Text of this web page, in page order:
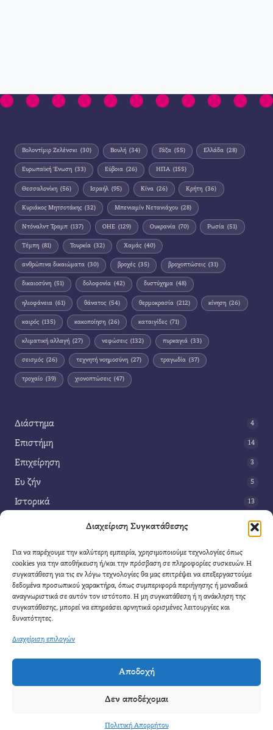
Διαχείριση Συγκατάθεσης
Για να παρέχουμε την καλύτερη εμπειρία, χρησιμοποιούμε τεχνολογίες όπως
cookies για την αποθήκευση ή/και την πρόσβαση σε πληροφορίες συσκευών. Η
συγκατάθεση για τις εν λόγω τεχνολογίες θα μας επιτρέψει να επεξεργαστούμε
δεδομένα προσωπικού χαρακτήρα, όπως συμπεριφορά περιήγησης ή μοναδικά
αναγνωριστικά σε αυτόν τον ιστότοπο. Η μη συγκατάθεση ή η ανάκληση της
συγκατάθεσης, μπορεί να επηρεάσει αρνητικά ορισμένες λειτουργίες και
δυνατότητες.
Διαχείριση επιλογών
Αποδοχή
Δεν αποδέχομαι
Πολιτική Απορρήτου
Βολοντίμιρ Ζελένσκι (30) Βουλή (34) Γάζα (55) Ελλάδα (28)
Ευρωπαϊκή Ένωση (33) Εύβοια (26) ΗΠΑ (155)
Θεσσαλονίκη (56) Ισραήλ (95) Κίνα (26) Κρήτη (36)
Κυριάκος Μητσοτάκης (32) Μπενιαμίν Νετανιάχου (28)
Ντόναλντ Τραμπ (137) ΟΗΕ (129) Ουκρανία (70) Ρωσία (51)
Τέμπη (81) Τουρκία (32) Χαμάς (40)
ανθρώπινα δικαιώματα (30) βροχές (35) βροχοπτώσεις (31)
δικαιοσύνη (51) δολοφονία (42) δυστύχημα (48)
ηλιοφάνεια (61) θάνατος (54) θερμοκρασία (212) κίνηση (26)
καιρός (135) κακοποίηση (26) καταιγίδες (71)
κλιματική αλλαγή (27) νεφώσεις (132) πυρκαγιά (33)
σεισμός (26) τεχνητή νοημοσύνη (27) τραγωδία (37)
τροχαίο (39) χιονοπτώσεις (47)
Διάστημα 4
Επιστήμη 14
Επιχείρηση 3
Ευ ζήν 5
Ιστορικά 13
42
Τέχνη 3
Τεχνολογία
Υγεία
Φαντασία
Επικοινωνία
καθαρά η πηγή.